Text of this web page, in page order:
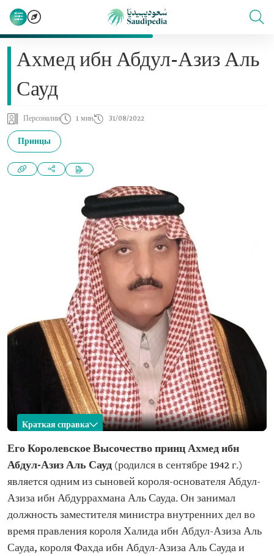
Ахмед ибн Абдул-Азиз Аль
Сауд
Персоналии 1 мин 31/08/2022
Принцы
Краткая справка
Ахмед ибн Абдул-Азиз Аль Сауд
Имя
Принц Ахмед ибн Абдул-Азиз Аль Сауд Год
рождения
Место рождения
Эр-Рияд
Образование
Он изучал английский язык и некоторые научные
дисциплины в Университете Южной
Калифорнии (USC)
Он получил степень бакалавра в области
Его Королевское Высочество принц Ахмед ибн
Абдул-Азиз Аль Сауд (родился в сентябре 1942 г.)
является одним из сыновей короля-основателя Абдул-
Азиза ибн Абдуррахмана Аль Сауда. Он занимал
должность заместителя министра внутренних дел во
время правления короля Халида ибн Абдул-Азиза Аль
Сауда, короля Фахда ибн Абдул-Азиза Аль Сауда и